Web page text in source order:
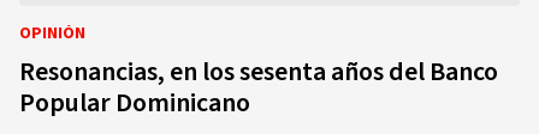
OPINIÓN
Resonancias, en los sesenta años del Banco
Popular Dominicano